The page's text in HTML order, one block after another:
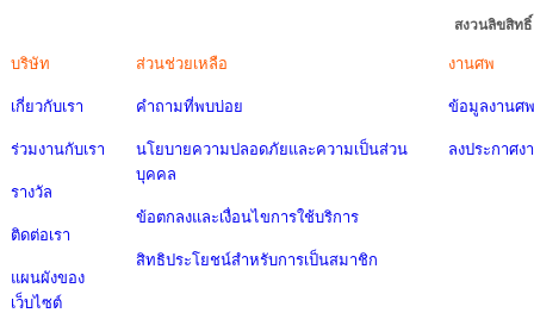
สงวนลิขสิท
บริษัท
เกี่ยวกับเรา
ร่วมงานกับเรา
รางวัล
ติดต่อเรา
แผนผังของ
เว็บไซต์
ส่วนช่วยเหลือ
คำถามที่พบบ่อย
นโยบายความปลอดภัยและความเป็นส่วน
บุคคล
ข้อตกลงและเงื่อนไขการใช้บริการ
สิทธิประโยชน์สำหรับการเป็นสมาชิก
งานศพ
ข้อมูลงานศพ
ลงประกาศง